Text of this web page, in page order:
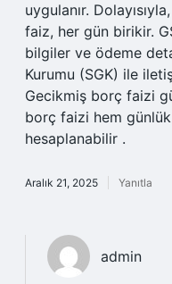
uygulanır.
faiz, her gün birikir.
bilgiler ve ödeme
Kurumu (SGK) ile
Gecikmiş borç faizi
borç faizi hem
hesaplanabilir .
Aralık 21, 2025 Yanıtla
admin